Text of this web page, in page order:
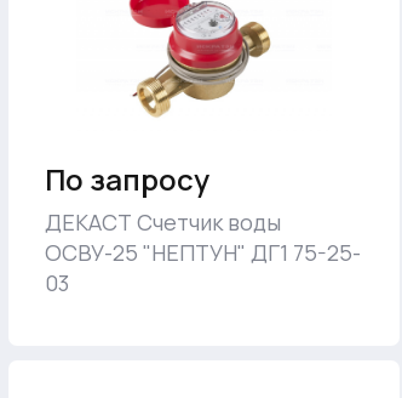
По запросу
ДЕКАСТ Счетчик воды
ОСВУ-25 "НЕПТУН" ДГ1 75-25-
03